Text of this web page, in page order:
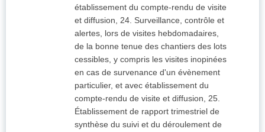
établissement du compte-rendu de visite
et diffusion, 24. Surveillance, contrôle et
alertes, lors de visites hebdomadaires,
de la bonne tenue des chantiers des lots
cessibles, y compris les visites inopinées
en cas de survenance d'un évènement
particulier, et avec établissement du
compte-rendu de visite et diffusion, 25.
Établissement de rapport trimestriel de
synthèse du suivi et du déroulement de